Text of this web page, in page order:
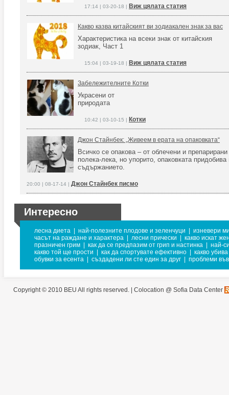
17:14 | 03-20-18 | Виж цялата статия
Какво казва китайският ви зодиакален знак за вас
Характеристика на всеки знак от китайския
зодиак, Част 1
15:04 | 03-19-18 | Виж цялата статия
Забележителните Котки
Украсени от
природата
10:42 | 03-10-15 | Котки
Джон Стайнбек: „Живеем в ерата на опаковката“
Всичко се опакова – от облечени и
полека-лека, но упорито, опаковката
съдържанието.
20:00 | 08-17-14 | Джон Стайнбек писмо
Интересно
лесна диета най-полезните плодове и зеленчуци
изневери
часът на раждане и характера
лесни прически
какво искат
празничен грим
как да се предпазим от грип и настинка
най-
какво той ще прости
как да спортувате ефективно
какво
обувки за есента
създадени ли сте един за друг проблеми
Copyright © 2010 BEU All rights reserved. | Colocation @ Sofia Data Center